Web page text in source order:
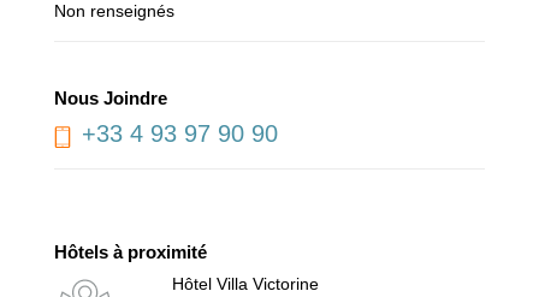
Non renseignés
Nous Joindre
+33 4 93 97 90 90
Hôtels à proximité
Hôtel Villa Victorine